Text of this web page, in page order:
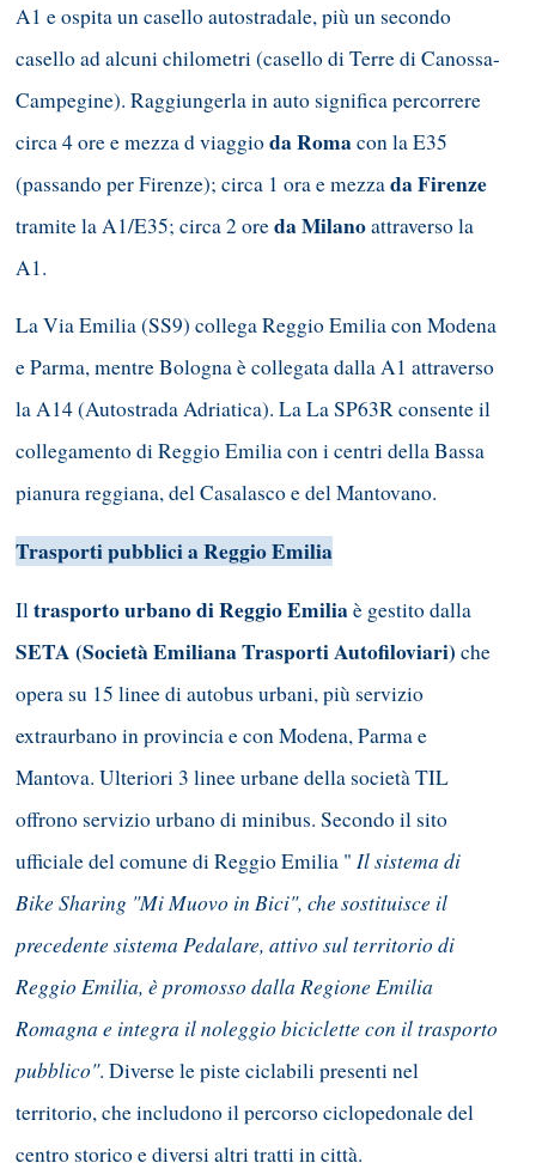
A1 e ospita un casello autostradale, più un secondo
casello ad alcuni chilometri (casello di Terre di Canossa-
Campegine). Raggiungerla in auto significa percorrere
circa 4 ore e mezza d viaggioda Romacon la E35
(passando per Firenze); circa 1 ora e mezzada Firenze
tramite la A1/E35; circa 2 oreda Milanoattraverso la
A1.
La Via Emilia (SS9) collega Reggio Emilia con Modena
e Parma, mentre Bologna è collegata dalla A1 attraverso
la A14 (Autostrada Adriatica). La La SP63R consente il
collegamento di Reggio Emilia con i centri della Bassa
pianura reggiana, del Casalasco e del Mantovano.
Trasporti pubblici a Reggio Emilia
Iltrasporto urbano di Reggio Emiliaè gestito dalla
SETA (Società Emiliana Trasporti Autofiloviari) che
opera su 15 linee di autobus urbani, più servizio
extraurbano in provincia e con Modena, Parma e
Mantova. Ulteriori 3 linee urbane della società TIL
offrono servizio urbano di minibus. Secondo il sito
ufficiale del comune di Reggio Emilia " Il sistema di
Bike Sharing "Mi Muovo in Bici", che sostituisce il
precedente sistema Pedalare, attivo sul territorio di
Reggio Emilia, è promosso dalla Regione Emilia
Romagna e integra il noleggio biciclette con il trasporto
pubblico". Diverse le piste ciclabili presenti nel
territorio, che includono il percorso ciclopedonale del
centro storico e diversi altri tratti in città.